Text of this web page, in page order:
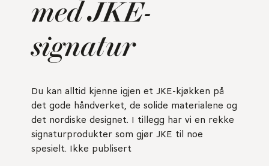
med JKE-
signatur
Du kan alltid kjenne igjen et JKE-kjøkken på
det gode håndverket, de solide materialene og
det nordiske designet. I tillegg har vi en rekke
signaturprodukter som gjør JKE til noe
spesielt. Ikke publisert